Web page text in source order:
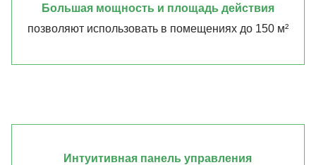
Большая мощность и площадь действия
позволяют использовать в помещениях до 150 м²
Интуитивная панель управления